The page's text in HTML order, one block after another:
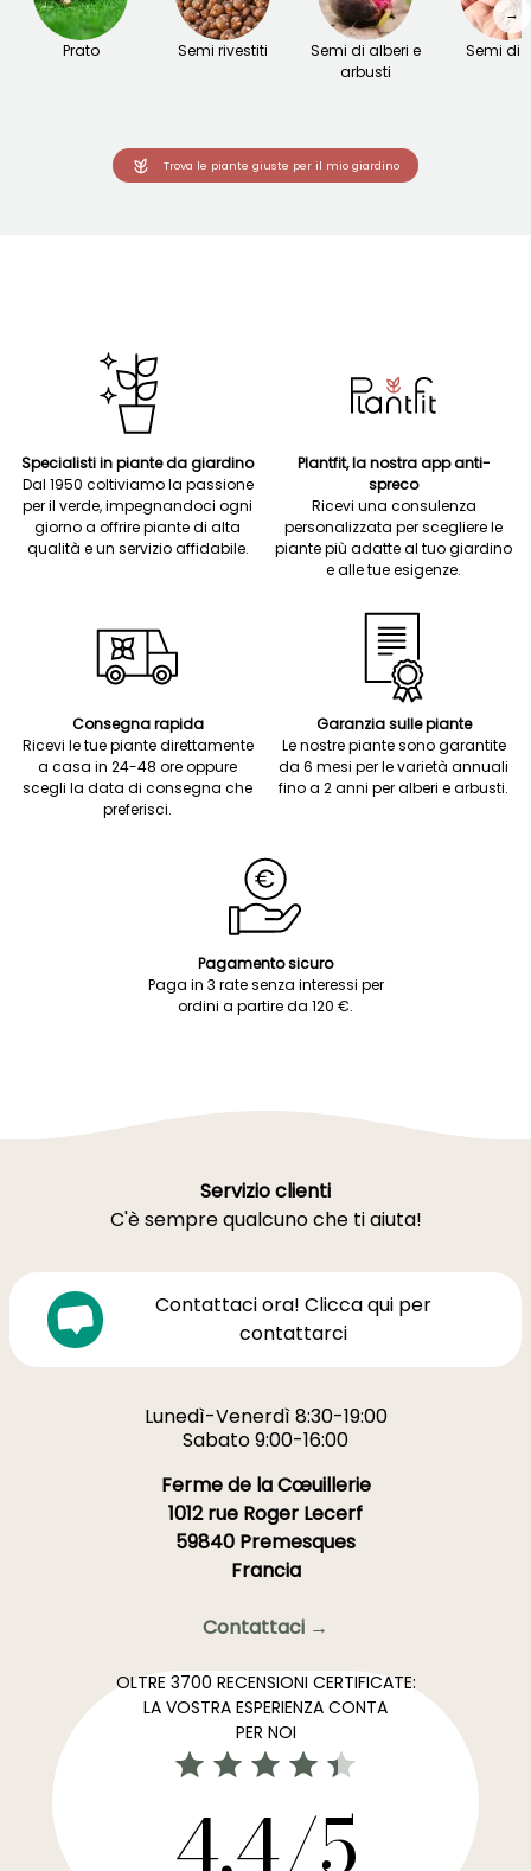
Prato Semi rivestiti
Semi di alberi e
arbusti
Semi di
→
Trova le piante giuste per il mio giardino
Specialisti in piante da giardino
Dal 1950 coltiviamo la passione
per il verde, impegnandoci ogni
giorno a offrire piante di alta
qualità e un servizio affidabile.
Plantfit, la nostra app anti-
spreco
Ricevi una consulenza
personalizzata per scegliere le
piante più adatte al tuo giardino
e alle tue esigenze.
Consegna rapida
Ricevi le tue piante direttamente
a casa in 24-48 ore oppure
scegli la data di consegna che
preferisci.
Garanzia sulle piante
Le nostre piante sono garantite
da 6 mesi per le varietà annuali
fino a 2 anni per alberi e arbusti.
Pagamento sicuro
Paga in 3 rate senza interessi per
ordini a partire da 120 €.
Servizio clienti
C'è sempre qualcuno che ti aiuta!
Contattaci ora! Clicca qui per
contattarci
Lunedì-Venerdì 8:30-19:00
Sabato 9:00-16:00
Ferme de la Cœuillerie
1012 rue Roger Lecerf
59840 Premesques
Francia
Contattaci →
OLTRE 3700 RECENSIONI CERTIFICATE:
LA VOSTRA ESPERIENZA CONTA
PER NOI
4,4/5